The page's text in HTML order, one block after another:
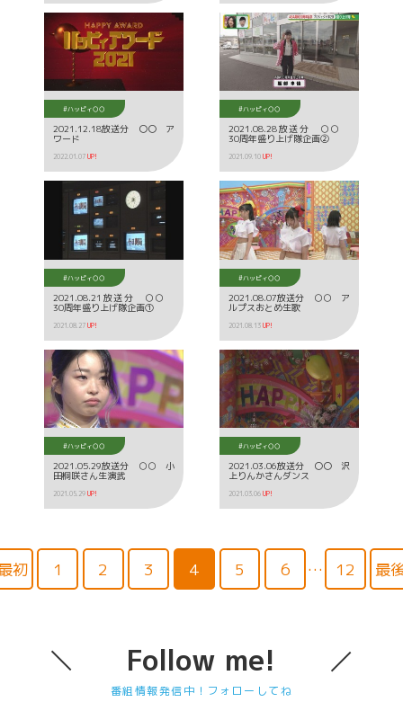
#ハッピィ○○
2021.12.18放送分 〇〇 ア
ワード
2022.01.07 UP!
#ハッピィ○○
2021.08.28放送分 ○○
30周年盛り上げ隊企画②
2021.09.10 UP!
#ハッピィ○○
2021.08.21放送分 ○○
30周年盛り上げ隊企画①
2021.08.27 UP!
#ハッピィ○○
2021.08.07放送分 ○○ ア
ルプスおとめ生歌
2021.08.13 UP!
#ハッピィ○○
2021.05.29放送分 ○○ 小
田桐咲さん生演武
2021.05.29 UP!
#ハッピィ○○
2021.03.06放送分 〇〇 沢
上りんかさんダンス
2021.03.06 UP!
初 1 2 3 4 5 6 … 12 最
Follow me!
番組情報発信中！フォローしてね